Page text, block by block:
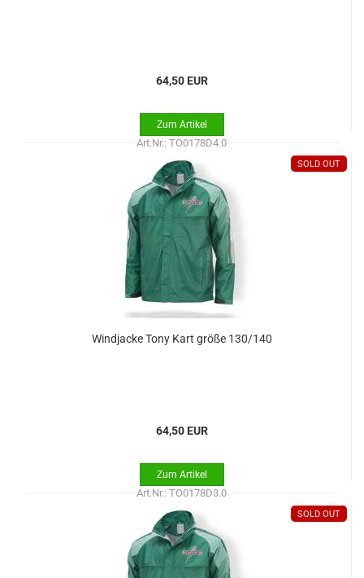
64,50 EUR
Art.Nr.: TO0178D4.0
SOLD OUT
Windjacke Tony Kart größe 130/140
64,50 EUR
Art.Nr.: TO0178D3.0
SOLD OUT